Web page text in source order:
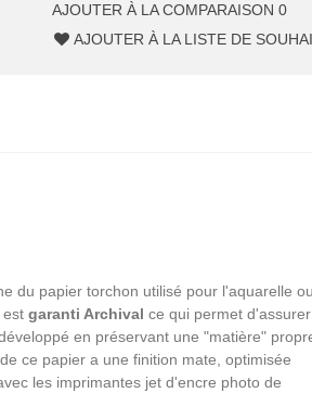
AJOUTER À LA COMPARAISON 0
AJOUTER À LA LISTE DE
du papier torchon utilisé pour l'aquarelle ou
est garanti Archival ce qui permet d'assurer
en préservant une "matière"
ce papier a une finition mate, optimisée
les imprimantes jet d'encre photo de